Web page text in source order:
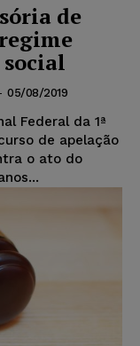
de
05/08/2019
Federal da 1ª
de apelação
o ato do